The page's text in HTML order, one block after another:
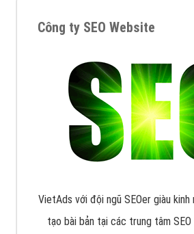
Công ty SEO Website
VietAds với đội ngũ SEOer giàu
tạo bài bản tại các trung tâm